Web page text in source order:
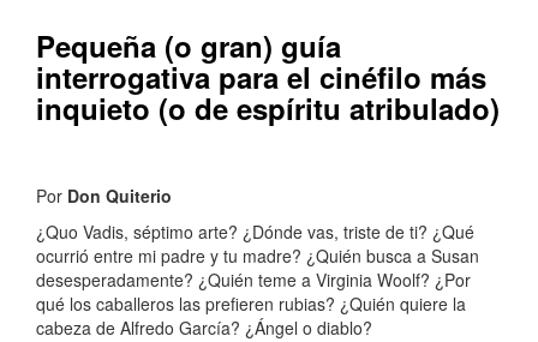
Pequeña (o gran) guía
interrogativa para el cinéfilo más
inquieto (o de espíritu atribulado)
Por Don Quiterio
¿Quo Vadis, séptimo arte? ¿Dónde vas, triste de ti? ¿Qué
ocurrió entre mi padre y tu madre? ¿Quién busca a Susan
desesperadamente? ¿Quién teme a Virginia Woolf? ¿Por
qué los caballeros las prefieren rubias? ¿Quién quiere la
cabeza de Alfredo García? ¿Ángel o diablo?